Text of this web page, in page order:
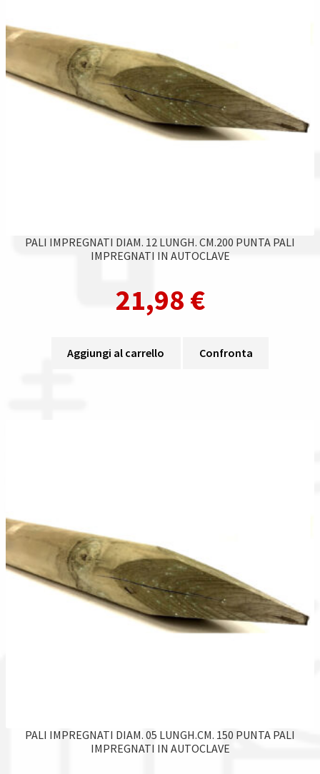
PALI IMPREGNATI DIAM. 12 LUNGH. CM.200 PUNTA PALI
IMPREGNATI IN AUTOCLAVE
21,98 €
Aggiungi al carrello Confronta
PALI IMPREGNATI DIAM. 05 LUNGH.CM. 150 PUNTA PALI
IMPREGNATI IN AUTOCLAVE